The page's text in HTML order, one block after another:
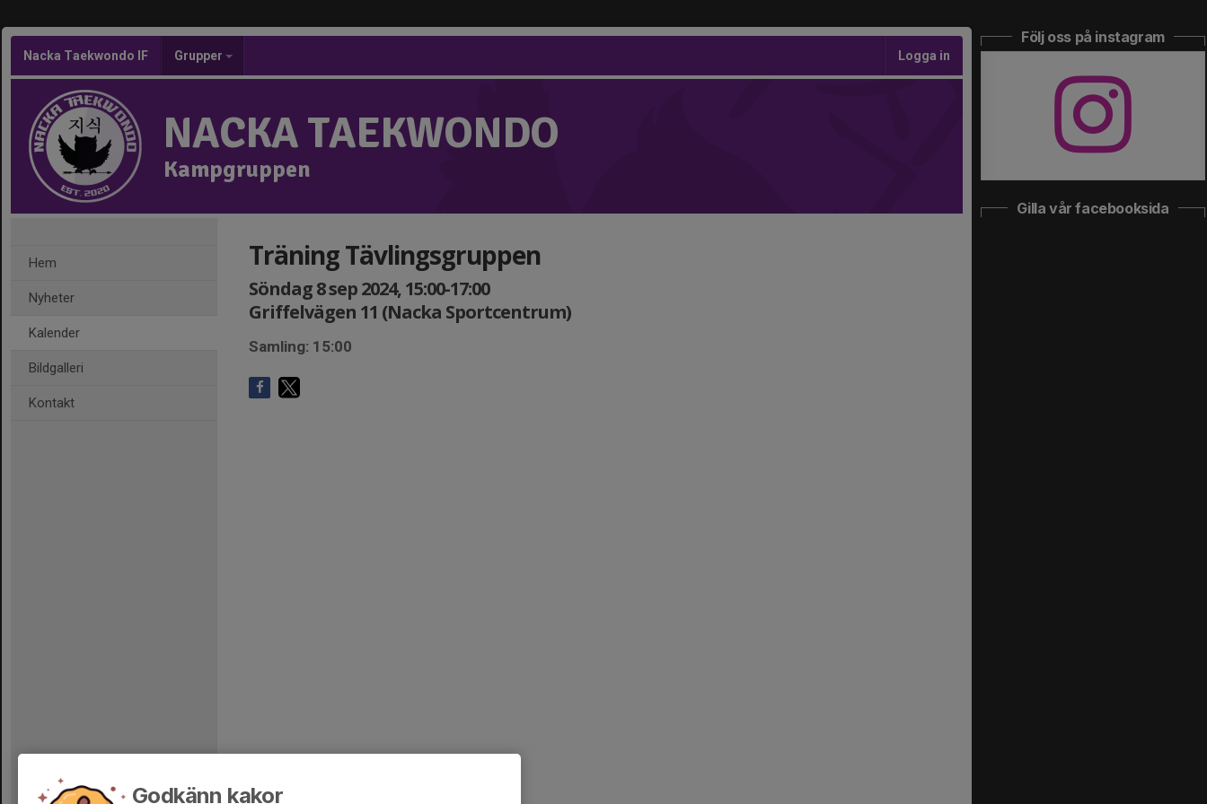
Nacka Taekwondo IF Grupper Logga in
NACKA TAEKWONDO
Kampgruppen
Hem
Nyheter
Kalender
Bildgalleri
Kontakt
Träning Tävlingsgruppen
Söndag 8 sep 2024, 15:00-17:00
Griffelvägen 11 (Nacka Sportcentrum)
Samling: 15:00
Följ oss på instagram
Gilla vår facebooksida
Godkänn kakor